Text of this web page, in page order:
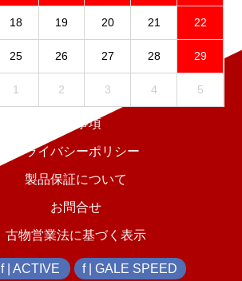
18 19 20 21 22
25 26 27 28 29
1 2 3 4 5
免責事項
プライバシーポリシー
製品保証について
お問合せ
古物営業法に基づく表示
f | ACTIVE f | GALE SPEED